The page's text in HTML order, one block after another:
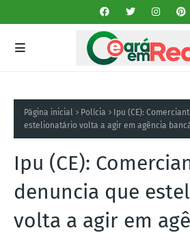
Página inicial Polícia
Ipu (CE):
estelionatário volta a agir em agência
Ipu (CE):
denuncia que
volta a agir em